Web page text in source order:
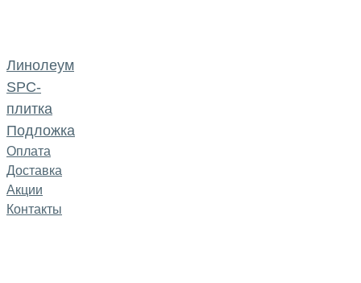
Линолеум
SPC-
плитка
Подложка
Оплата
Доставка
Акции
Контакты